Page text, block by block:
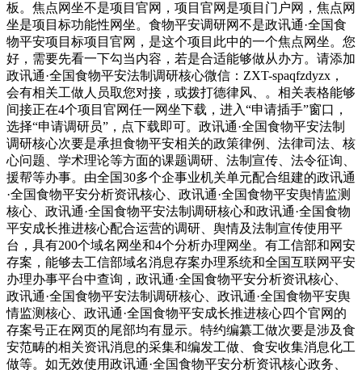
板。焦点网坐不是项目官网，项目官网是项目门户网，焦点网
坐是项目标功能性网坐。食物平安调研网不是政讯通·全国食
物平安项目标项目官网，是这个项目此中的一个焦点网坐。您
好，需要先看一下勾当内容，若是合适能够做从办方。请添加
政讯通·全国食物平安法制调研核心微信：ZXT-spaqfzdyzx，
会有相关工做人员取您对接，或拨打德律风、。相关表格能够
间接正在4个项目官网任一网坐下载，进入“申请插手”窗口，
选择“申请调研员”，点下载即可。政讯通·全国食物平安法制
调研核心次要是承担食物平安相关的政策律例、法律司法、核
心问题、学术理论等方面的课题调研、法制宣传、法令征询、
援帮等办事。由全国30多个企事业机关单元配合组建的政讯通
·全国食物平安分析资讯核心、政讯通·全国食物平安舆情监测
核心、政讯通·全国食物平安法制调研核心和政讯通·全国食物
平安成长推进核心配合运营的调研、舆情及法制宣传使用平
台，具有200个域名网坐和4个分析办理网坐。有工信部和网安
存案，能够去工信部域名消息存案办理系统和全国互联网平安
办理办事平台中查询，政讯通·全国食物平安分析资讯核心、
政讯通·全国食物平安法制调研核心、政讯通·全国食物平安舆
情监测核心、政讯通·全国食物平安成长推进核心四个官网的
存案号正在网页的尾部均有显示。特约编纂工做次要是涉及食
安范畴的相关资讯消息的采集和编发工做、食安收集消息化工
做等。如无效使用政讯通·全国食物平安分析资讯核心政务、